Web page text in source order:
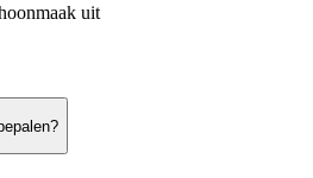
uit